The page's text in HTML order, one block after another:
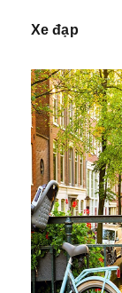
Xe đạp